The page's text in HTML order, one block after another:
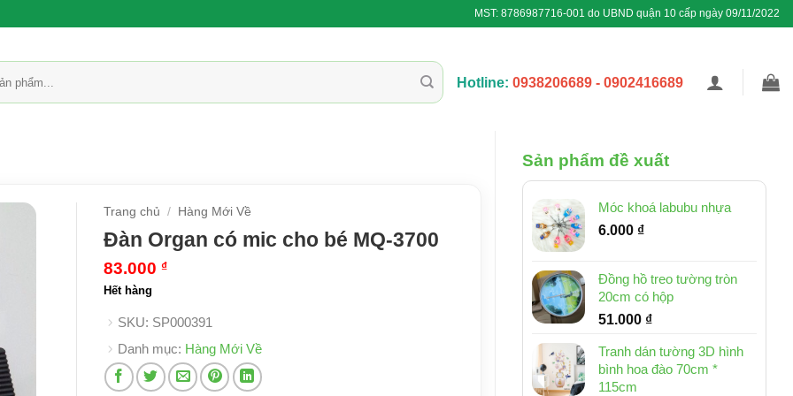
MST: 8786987716-001 do UBND quận 10 cấp ngày 09/11/2022
Hotline: 0938206689 - 0902416689
Sản phẩm đề xuất
Móc khoá labubu nhựa
6.000 ₫
Đồng hồ treo tường tròn
20cm có hộp
51.000 ₫
Tranh dán tường 3D hình
bình hoa đào 70cm *
115cm
Trang chủ / Hàng Mới Về
Đàn Organ có mic cho bé MQ-3700
83.000 ₫
Hết hàng
SKU: SP000391
Danh mục: Hàng Mới Về